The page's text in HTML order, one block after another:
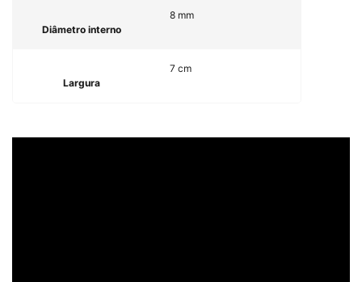
Diâmetro interno
8 mm
Largura
7 cm